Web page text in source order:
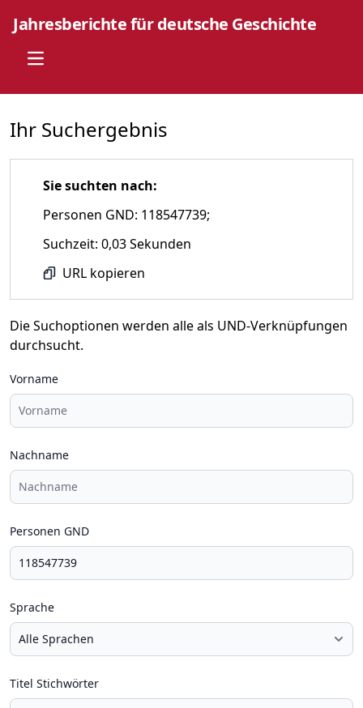
Jahresberichte für deutsche Geschichte
Open main menu
Ihr Suchergebnis
Sie suchten nach:
Personen GND: 118547739;
Suchzeit: 0,03 Sekunden
URL kopieren
Die Suchoptionen werden alle als UND-Verknüpfungen
durchsucht.
Vorname
Nachname
Personen GND
Sprache
Titel Stichwörter